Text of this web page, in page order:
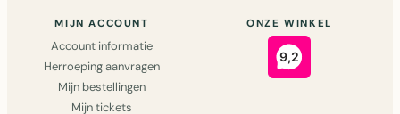
MIJN ACCOUNT
Account informatie
Herroeping aanvragen
Mijn bestellingen
Mijn tickets
ONZE WINKEL